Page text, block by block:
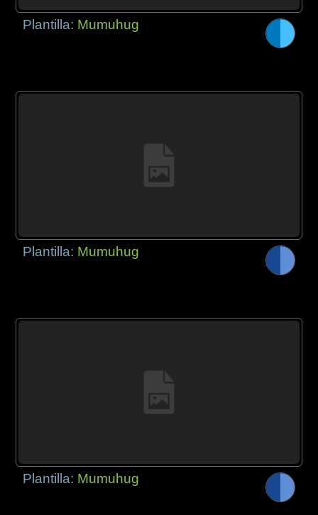
Plantilla: Mumuhug
Plantilla: Mumuhug
Plantilla: Mumuhug